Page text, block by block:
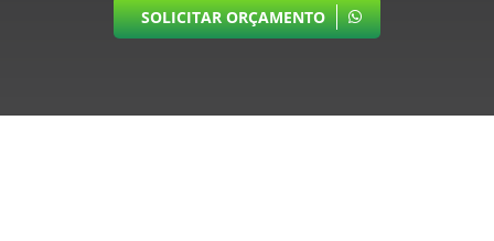
SOLICITAR ORÇAMENTO